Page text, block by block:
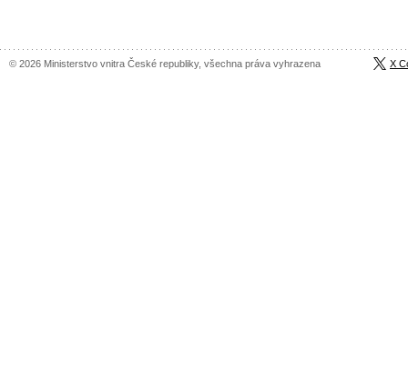
© 2026 Ministerstvo vnitra České republiky, všechna práva vyhrazena X